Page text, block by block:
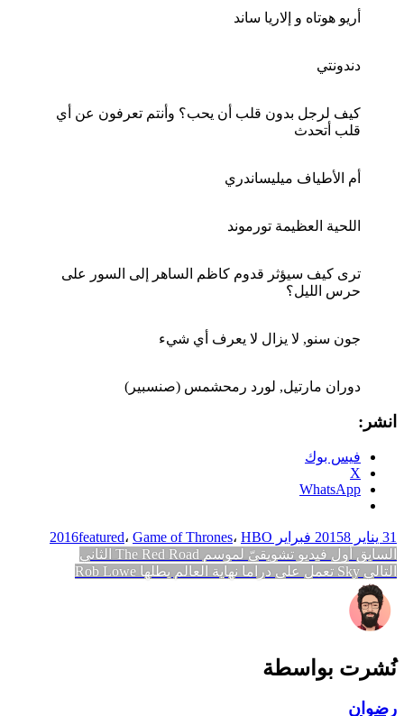
أريو هوتاه و إلاريا ساند
دندونتي
كيف لرجل بدون قلب أن يحب؟ وأنتم تعرفون عن أي
قلب أتحدث
أم الأطياف ميليساندري
اللحية العظيمة تورموند
ترى كيف سيؤثر قدوم كاظم الساهر إلى السور على
حرس الليل؟
جون سنو, لا يزال لا يعرف أي شيء
دوران مارتيل, لورد رمحشمس (صنسبير)
انشر:
فيس بوك
X
WhatsApp
31 يناير 2015 8 فبراير 2016 featured، Game of Thrones، HBO
تصفّح
المقالات
السابق المقالة
السابقة:
أول فيديو تشويقيّ لموسم The Red Road الثاني
التالي المقالة
التالية:
Sky تعمل على دراما نهاية العالم بطلها Rob Lowe
نُشرت بواسطة
رضوان